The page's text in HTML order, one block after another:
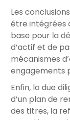
Les
être intégrées
base pour la
d’actif et de
mécanismes
engagements
Enfin, la due
d’un plan de
des titres, la